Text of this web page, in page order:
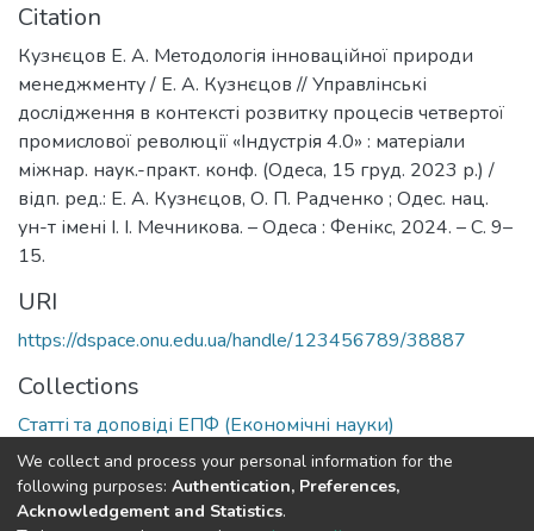
Citation
Кузнєцов Е. А. Методологія інноваційної природи
менеджменту / Е. А. Кузнєцов // Управлінські
дослідження в контексті розвитку процесів четвертої
промислової революції «Індустрія 4.0» : матеріали
міжнар. наук.-практ. конф. (Одеса, 15 груд. 2023 р.) /
відп. ред.: Е. А. Кузнєцов, О. П. Радченко ; Одес. нац.
ун-т імені І. І. Мечникова. – Одеса : Фенікс, 2024. – С. 9–
15.
URI
https://dspace.onu.edu.ua/handle/123456789/38887
Collections
Статті та доповіді ЕПФ (Економічні науки)
Full item page
We collect and process your personal information for the
following purposes: Authentication, Preferences,
Acknowledgement and Statistics.